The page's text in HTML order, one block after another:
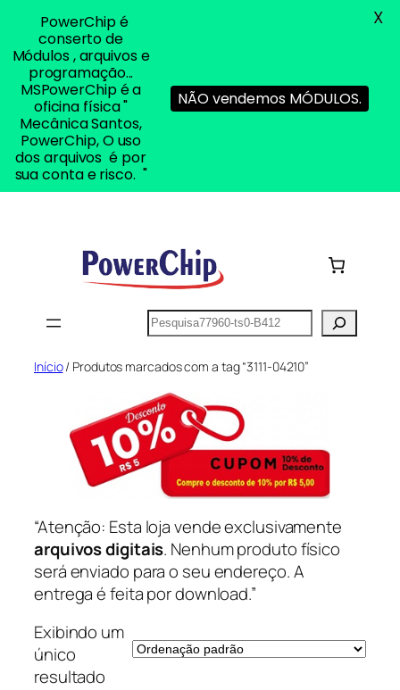
Pesquisar
Início/ Produtos marcados com a tag “3111-04210”
“Atenção: Esta loja vende exclusivamente
arquivos digitais. Nenhum produto físico
será enviado para o seu endereço. A
entrega é feita por download.”
Exibindo um
único
resultado
PowerChip é
conserto de
Módulos , arquivos e
programação...
MSPowerChip é a
oficina física "
Mecânica Santos,
PowerChip, O uso
dos arquivos é por
sua conta e risco. "
NÃO vendemos MÓDULOS.
X